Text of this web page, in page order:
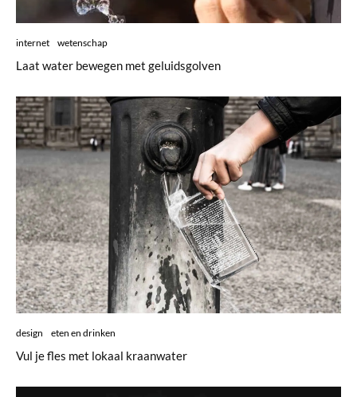
internet wetenschap
Laat water bewegen met geluidsgolven
design eten en drinken
Vul je fles met lokaal kraanwater